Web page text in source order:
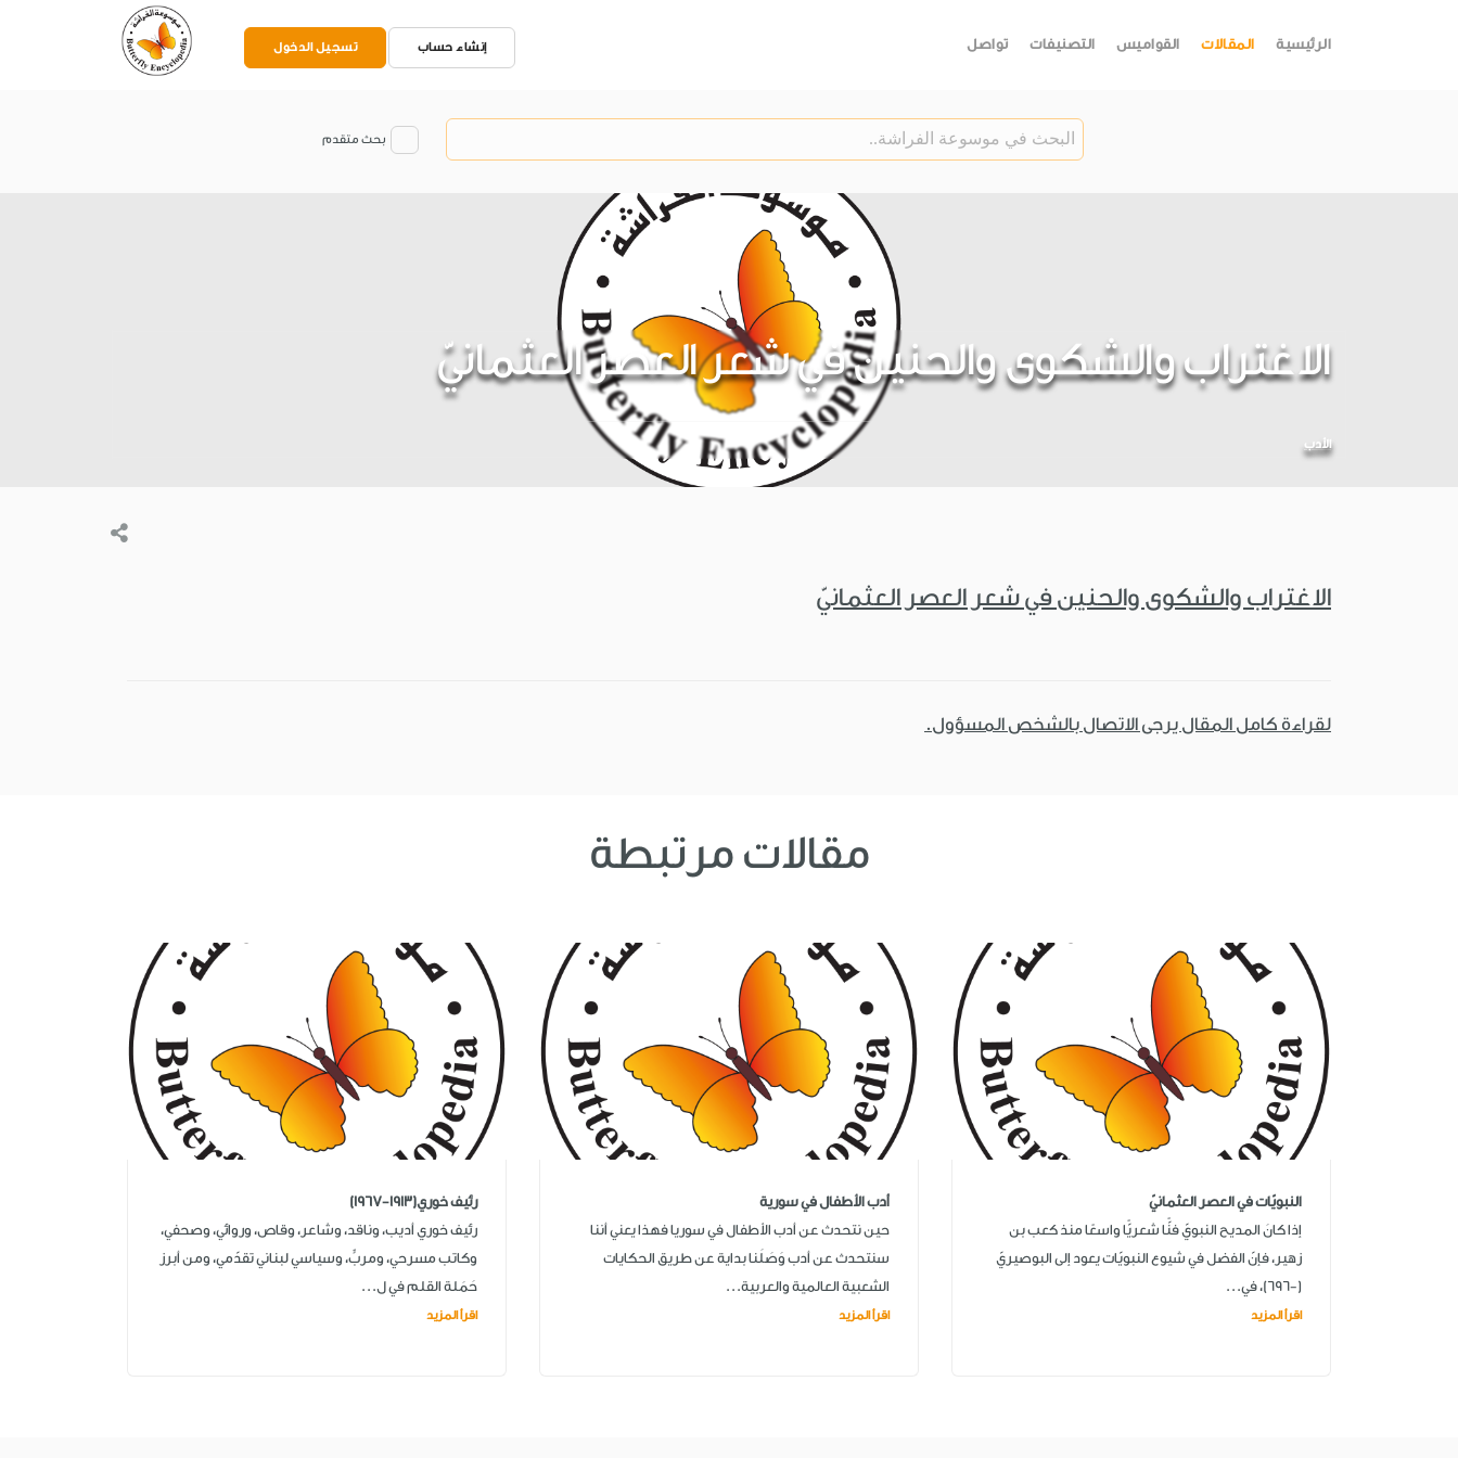
الرئيسية المقالات القواميس التصنيفات تواصل إنشاء حساب تسجيل الدخول
بحث متقدم
الاغتراب والشكوى والحنين في شعر العصر العثمانيّ
الأدب
الاغتراب والشكوى والحنين في شعر العصر العثمانيّ
لقراءة كامل المقال يرجى الاتصال بالشخص المسؤول.
مقالات مرتبطة
النبويّات في العصر العثمانيّ
إذا كانَ المديح النبويّ فنًّا شعريًّا واسعًا منذ كعب بن
زهير، فإنّ الفضل في شيوع النبويّات يعود إلى البوصيريّ
(-696)، في...
اقرأ المزيد
أدب الأطفال في سورية
حين نتحدث عن أدب الأطفال في سوريا فهذا يعني أننا
سنتحدث عن أدب وَصَلَنا بداية عن طريق الحكايات
الشعبية العالمية والعربية...
اقرأ المزيد
رئيف خوري(1913-1967)
رئيف خوري أديب، وناقد، وشاعر، وقاص، وروائي، وصحفي،
وكاتب مسرحي، ومربٍّ، وسياسي لبناني تقدّمي، ومن أبرز
حَمَلة القلم في ل...
اقرأ المزيد